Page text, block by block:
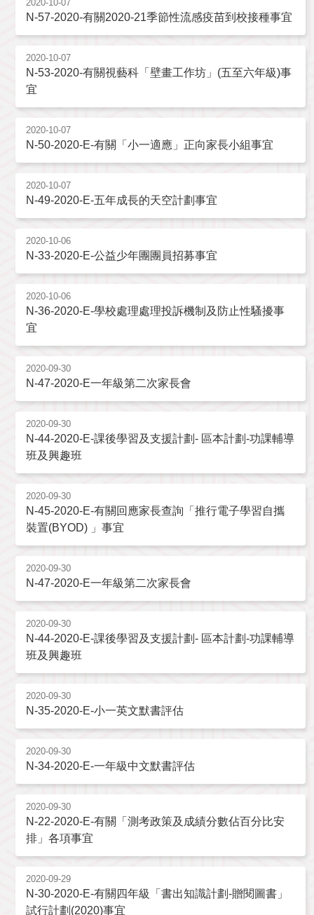
2020-10-07
N-57-2020-有關2020-21季節性流感疫苗到校接種事宜
2020-10-07
N-53-2020-有關視藝科「壁畫工作坊」(五至六年級)事
宜
2020-10-07
N-50-2020-E-有關「小一適應」正向家長小組事宜
2020-10-07
N-49-2020-E-五年成長的天空計劃事宜
2020-10-06
N-33-2020-E-公益少年團團員招募事宜
2020-10-06
N-36-2020-E-學校處理處理投訴機制及防止性騷擾事
宜
2020-09-30
N-47-2020-E一年級第二次家長會
2020-09-30
N-44-2020-E-課後學習及支援計劃- 區本計劃-功課輔導
班及興趣班
2020-09-30
N-45-2020-E-有關回應家長查詢「推行電子學習自攜
裝置(BYOD) 」事宜
2020-09-30
N-47-2020-E一年級第二次家長會
2020-09-30
N-44-2020-E-課後學習及支援計劃- 區本計劃-功課輔導
班及興趣班
2020-09-30
N-35-2020-E-小一英文默書評估
2020-09-30
N-34-2020-E-一年級中文默書評估
2020-09-30
N-22-2020-E-有關「測考政策及成績分數佔百分比安
排」各項事宜
2020-09-29
N-30-2020-E-有關四年級「書出知識計劃-贈閱圖書」
試行計劃(2020)事宜